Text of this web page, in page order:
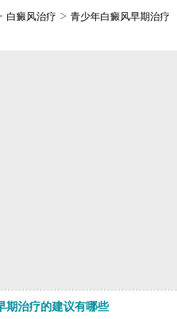
白癜风治疗 > 青少年白癜风早期治疗
期治疗的建议有哪些